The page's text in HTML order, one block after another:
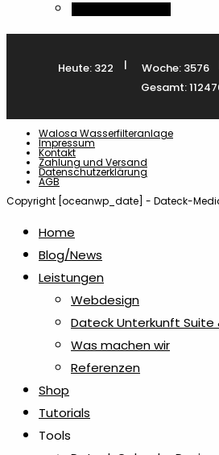
Heute: 322 | Woche: 3576
Gesamt:
Walosa Wasserfilteranlage
Impressum
Kontakt
Zahlung und Versand
Datenschutzerklärung
AGB
Copyright [oceanwp_date] - Dateck-
Home
Blog/News
Leistungen
Webdesign
Dateck Unterkunft Suite
Was machen wir
Referenzen
Shop
Tutorials
Tools